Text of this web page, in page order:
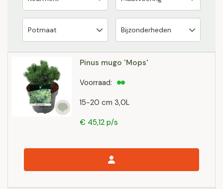
Pinus mugo 'Mops'
15-20 cm 3,0L
Voorraad:
€ 45,12 p/s